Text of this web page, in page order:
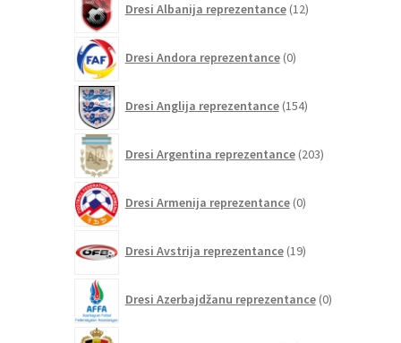
Dresi Albanija reprezentance 12izdelkov
Dresi Andora reprezentance 0izdelkov
Dresi Anglija reprezentance 154izdelkov
Dresi Argentina reprezentance 203izdelki
Dresi Armenija reprezentance 0izdelkov
Dresi Avstrija reprezentance 19izdelkov
Dresi Azerbajdžanu reprezentance 0izdelkov